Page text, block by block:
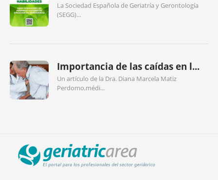
La Sociedad Española de Geriatría y Gerontología
(SEGG)...
Importancia de las caídas en l...
Un artículo de la Dra. Diana Marcela Matiz
Perdomo,médi...